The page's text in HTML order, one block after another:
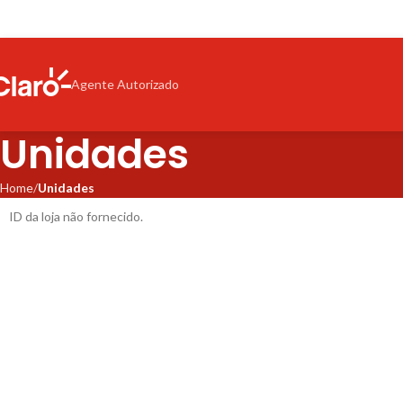
Agente Autorizado
Unidades
Home Unidades
ID da loja não fornecido.